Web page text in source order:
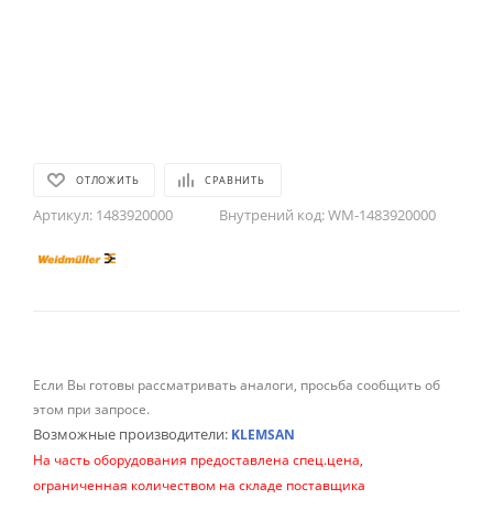
ОТЛОЖИТЬ СРАВНИТЬ
Артикул: 1483920000 Внутрений код:WM-1483920000
Если Вы готовы рассматривать аналоги, просьба сообщить об
этом при запросе.
Возможные производители: KLEMSAN
На часть оборудования предоставлена спец.цена,
ограниченная количеством на складе поставщика